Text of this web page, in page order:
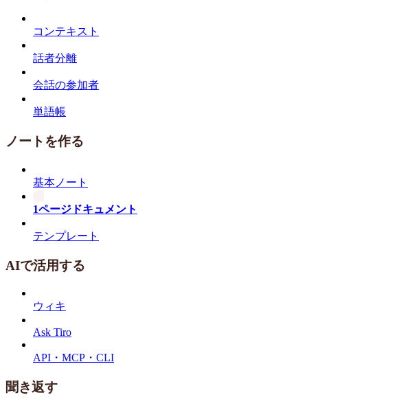
コンテキスト
話者分離
会話の参加者
単語帳
ノートを作る
基本ノート
1ページドキュメント
テンプレート
AIで活用する
ウィキ
Ask Tiro
API・MCP・CLI
聞き返す